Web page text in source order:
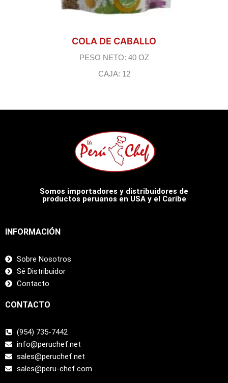
COLA DE CABALLO
PESO NETO: 40 OZ
CAJA: 12
Somos importadores y distribuidores de
productos peruanos en USA y el Caribe
INFORMACIÓN
Sobre Nosotros
Sé Distribuidor
Contacto
CONTACTO
(954) 735-7442
info@peruchef.net
sales@peruchef.net
sales@peru-chef.com